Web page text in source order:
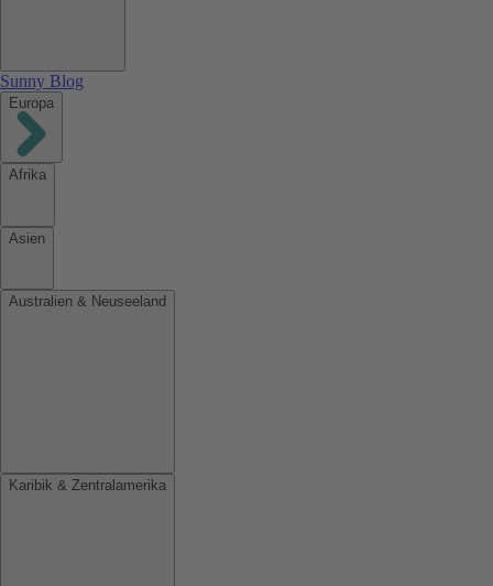
Sunny Blog
Europa
Afrika
Asien
Australien & Neuseeland
Karibik & Zentralamerika